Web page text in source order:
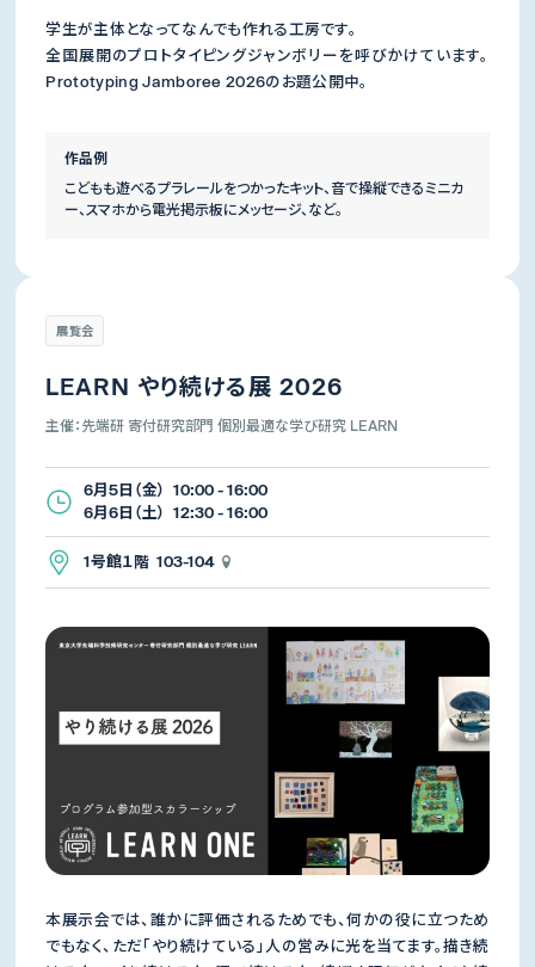
学生が主体となってなんでも作れる工房です。
全国展開のプロトタイピングジャンボリーを呼びかけています。
Prototyping Jamboree 2026のお題公開中。
作品例
こどもも遊べるプラレールをつかったキット、音で操縦できるミニカ
ー、スマホから電光掲示板にメッセージ、など。
展覧会
LEARN やり続ける展 2026
主催：先端研 寄付研究部門 個別最適な学び研究 LEARN
6月5日（金） 10:00 - 16:00
6月6日（土） 12:30 - 16:00
1号館１階 103-104
本展示会では、誰かに評価されるためでも、何かの役に立つため
でもなく、ただ「やり続けている」人の営みに光を当てます。描き続